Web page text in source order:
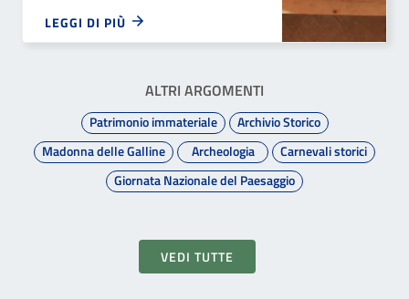
LEGGI DI PIÙ
ALTRI ARGOMENTI
Patrimonio immateriale
Archivio Storico
Madonna delle Galline
Archeologia
Carnevali storici
Giornata Nazionale del Paesaggio
VEDI TUTTE